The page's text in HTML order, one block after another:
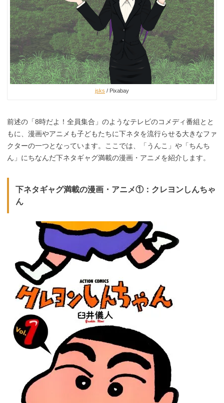
jsks / Pixabay
前述の「8時だよ！全員集合」のようなテレビのコメディ番組とと
もに、漫画やアニメも子どもたちに下ネタを流行らせる大きなファ
クターの一つとなっています。ここでは、「うんこ」や「ちんち
ん」にちなんだ下ネタギャグ満載の漫画・アニメを紹介します。
下ネタギャグ満載の漫画・アニメ①：クレヨンしんちゃ
ん